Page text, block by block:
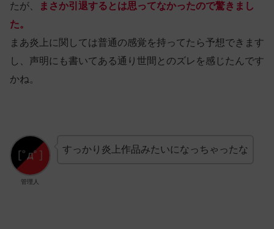
たが、
まさか引退するとは思ってなかったので驚きまし
た。
まあ炎上に関しては普通の感覚を持ってたら予想できます
し、声明にも書いてある通り世間とのズレを感じたんです
かね。
管理人
すっかり炎上作品みたいになっちゃったな